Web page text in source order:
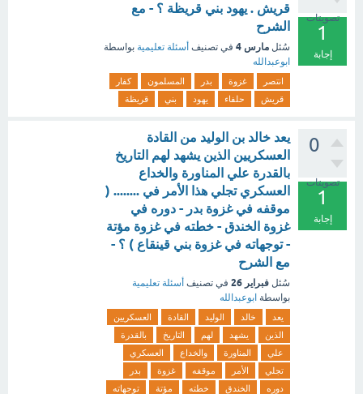
تصويتات
1
إجابة
قريش . يهود بني قريظة ؟ - مع
الشرح
سُئل مارس 4 في تصنيف أسئلة تعليمية بواسطة
ابوعبدالله
انتصر غزوة بدر المسلمون
كفار
قريش
حلفاء يهود بني قريظة
0
تصويتات
1
إجابة
يعد خالد بن الوليد من القادة
العسكريين الذين يشهد لهم التاريخ
بالقدرة علي المناورة والخداع
العسكري تجلي هذا الأمر في ........ (
موقفه في غزوة بدر - دوره في
غزوة الخندق - خطته في غزوة مؤتة
- توجهاته في غزوة بني قينقاع ) ؟ -
مع الشرح
سُئل فبراير 26 في تصنيف أسئلة تعليمية
بواسطة ابوعبدالله
يعد خالد الوليد القادة
العسكريين
الذين
يشهد لهم التاريخ
بالقدرة
علي
المناورة والخداع
العسكري
تجلي
الأمر موقفه غزوة
بدر
دوره
الخندق خطته مؤتة توجهاته